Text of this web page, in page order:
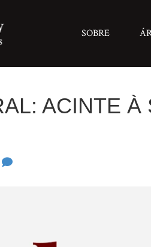
SOBRE
ACINTE À